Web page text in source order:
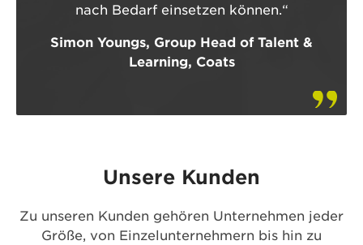
nach Bedarf einsetzen können.“
Simon Youngs, Group Head of Talent &
Learning, Coats
Unsere Kunden
Zu unseren Kunden gehören Unternehmen jeder
Größe, von Einzelunternehmern bis hin zu